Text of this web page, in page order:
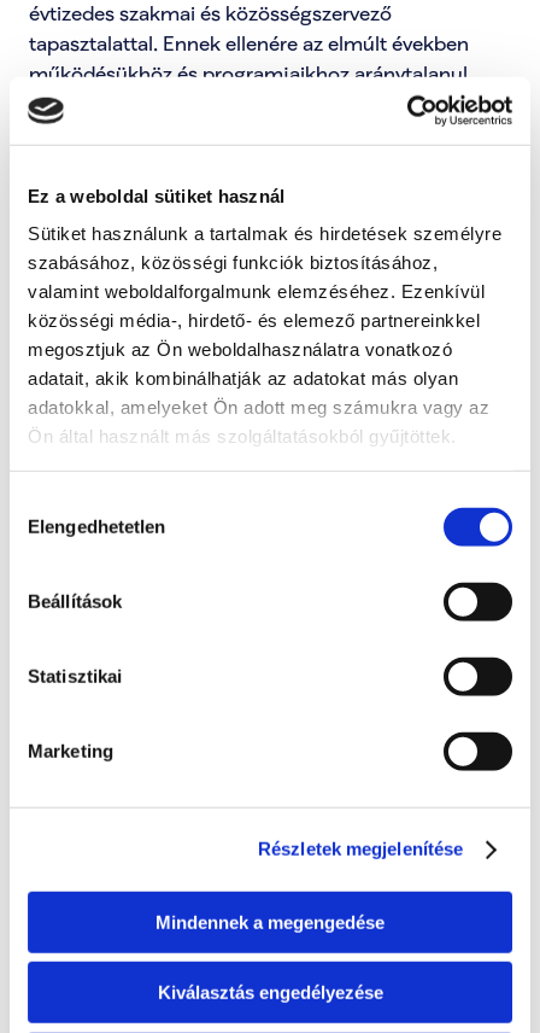
Ez a weboldal sütiket használ
Sütiket használunk a tartalmak és hirdetések személyre
szabásához, közösségi funkciók biztosításához,
valamint weboldalforgalmunk elemzéséhez. Ezenkívül
közösségi média-, hirdető- és elemező partnereinkkel
megosztjuk az Ön weboldalhasználatra vonatkozó
adatait, akik kombinálhatják az adatokat más olyan
adatokkal, amelyeket Ön adott meg számukra vagy az
Ön által használt más szolgáltatásokból gyűjtöttek.
kiválasztása
Elengedhetetlen
Beállítások
Statisztikai
Marketing
Részletek megjelenítése
Mindennek a megengedése
Kiválasztás engedélyezése
évtizedes szakmai és közösségszervező
tapasztalattal. Ennek ellenére az elmúlt években
működésükhöz és programjaikhoz aránytalanul
kevés támogatás jutott.
közösségeket köt össze, és évről évre lehetőséget ad
a város kulturális szereplőinek a találkozásra. A
megvalósításhoz most gyors, felelős és
együttműködő döntésekre lenne szükség.
Bejelentői frissítések megnyitása
Kategóriák:
Ezzel tudod jelezni, hogy ez a probléma rád is
A problémára adott válasz
Radnai Márk
Kormánybiztos
Teljes állapot lista megnyitása
A probléma megoldásához csatolt dokumentum(ok):
Hozzászóláshoz bejelentkezés szükséges
Bejelentkezés után azonnal csatlakozhatsz a